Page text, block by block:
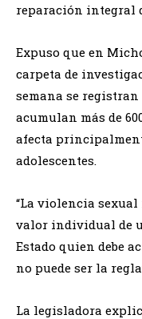
reparación integral
Expuso que en
carpeta de
semana se registran
acumulan más de
afecta
adolescentes.
“La violencia
valor individual de
Estado quien debe
no puede ser la
La legisladora